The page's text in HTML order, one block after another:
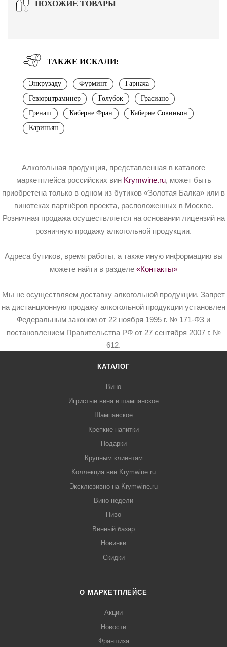
ПОХОЖИЕ ТОВАРЫ
ТАКЖЕ ИСКАЛИ:
Энкрузаду Фурминт
Гарнача
Гевюрцтраминер
Голубок
Грасиано
Гренаш
Каберне Фран
Каберне Совиньон
Кариньян
Алкогольная продукция, представленная в каталоге
маркетплейса российских вин Krymwine.ru, может быть
приобретена только в одном из бутиков «Золотая Балка» или в
винотеках партнёров проекта, расположенных в Москве.
Розничная продажа осуществляется на основании лицензий на
розничную продажу алкогольной продукции.
Адреса бутиков, время работы, а также иную информацию вы
можете найти в разделе «Контакты»
Мы не осуществляем доставку алкогольной продукции. Запрет
на дистанционную продажу алкогольной продукции установлен
Федеральным законом от 22 ноября 1995 г. № 171-ФЗ и
постановлением Правительства РФ от 27 сентября 2007 г. №
612.
КАТАЛОГ
Вино
Игристые вина и шампанское
Шампанское
Крепкие напитки
Подарки
Крупным клиентам
Коллекция вин Krymwine.ru
Эксклюзивно на Krymwine.ru
Вино недели
Пиво
Винный базар
Новинки
Скидки
О МАРКЕТПЛЕЙСЕ
Акции
Новости
Франшиза